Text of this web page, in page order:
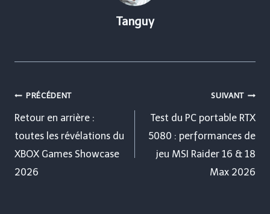
Tanguy
Navigation
de
l’article
PRÉCÉDENT
Retour en arrière :
toutes les révélations du
XBOX Games Showcase
2026
SUIVANT
Test du PC portable RTX
5080 : performances de
jeu MSI Raider 16 & 18
Max 2026